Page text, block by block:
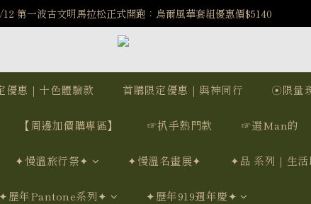
第一波古文明馬拉松正式開跑：烏爾風華套組優惠價$5140
第一波古文明馬拉松正式開跑：烏爾風華套組優惠價$5140
8/25 神秘星象學系列｜獅子座時區 項鍊 X 戒指 X 手鍊 享福利
第一波古文明馬拉松正式開跑：烏爾風華套組優惠價$5140
優惠｜十色體驗款 首購限定優惠｜與神同行 ☉限量
【周邊加價購專區】 ☞扒手熱門款 ☞選Man的
✦慢溫旅行祭✦ ✦慢溫名畫展✦ ✦品 系列｜生
✦歷年Pantone系列✦ ✦歷年919週年慶✦